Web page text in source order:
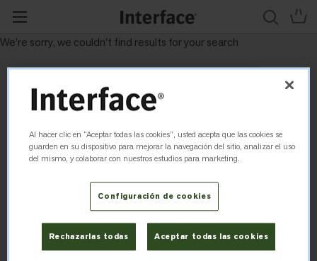
We're sorry, we couldn't find results for your search
Correo electrónico Regístrese
Al hacer clic en “Aceptar todas las cookies”, usted acepta que las cookies se
guarden en su dispositivo para mejorar la navegación del sitio, analizar el uso
del mismo, y colaborar con nuestros estudios para marketing.
Configuración de cookies
Rechazarlas todas Aceptar todas las cookies